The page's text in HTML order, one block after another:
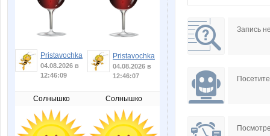
Pristavochka
04.08.2026 в
12:46:09
Pristavochka
04.08.2026 в
12:46:07
Солнышко Солнышко
Запись